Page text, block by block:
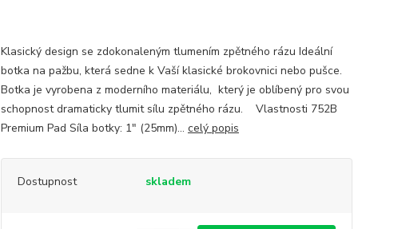
Klasický design se zdokonaleným tlumením zpětného rázu Ideální
botka na pažbu, která sedne k Vaší klasické brokovnici nebo pušce.
Botka je vyrobena z moderního materiálu, který je oblíbený pro svou
schopnost dramaticky tlumit sílu zpětného rázu. Vlastnosti 752B
Premium Pad Síla botky: 1" (25mm)... celý popis
Dostupnost skladem